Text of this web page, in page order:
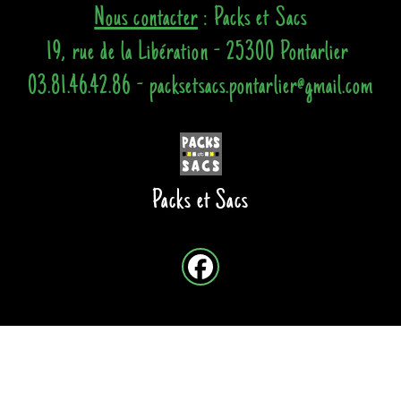
Nous contacter: Packs et Sacs
19, rue de la Libération - 25300 Pontarlier
03.81.46.42.86 - packsetsacs.pontarlier@gmail.com
Packs et Sacs